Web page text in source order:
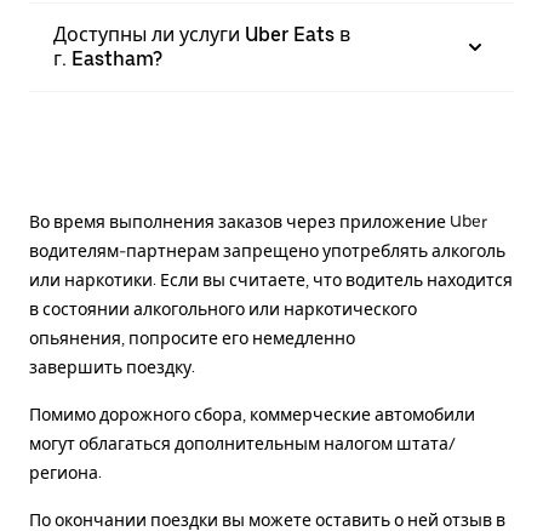
Доступны ли услуги Uber Eats в
г. Eastham?
Во время выполнения заказов через приложение Uber
водителям-партнерам запрещено употреблять алкоголь
или наркотики. Если вы считаете, что водитель находится
в состоянии алкогольного или наркотического
опьянения, попросите его немедленно
завершить поездку.
Помимо дорожного сбора, коммерческие автомобили
могут облагаться дополнительным налогом штата/
региона.
По окончании поездки вы можете оставить о ней отзыв в